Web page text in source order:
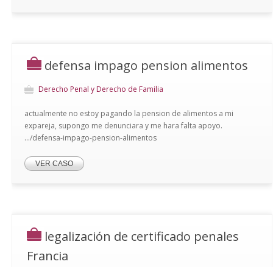
defensa impago pension alimentos
Derecho Penal y Derecho de Familia
actualmente no estoy pagando la pension de alimentos a mi
expareja, supongo me denunciara y me hara falta apoyo.
.../defensa-impago-pension-alimentos
VER CASO
legalización de certificado penales
Francia